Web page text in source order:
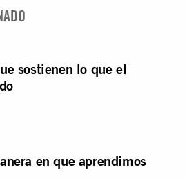
sostienen lo que el
en que aprendimos